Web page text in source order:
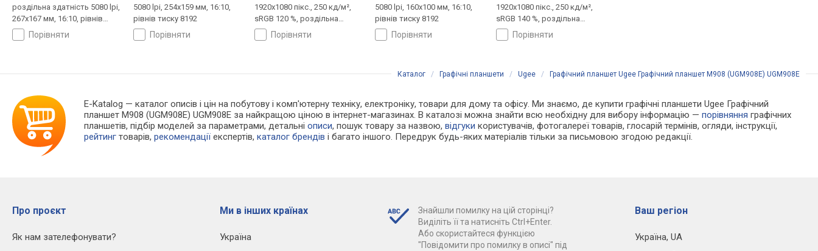
роздільна здатність 5080 lpi,
267x167 мм, 16:10, рівнів
тиску 8192порівняти
5080 lpi, 254x159 мм, 16:10,
рівнів тиску 8192
порівняти
1920x1080 пікс., 250 кд/м²,
sRGB 120 %, роздільна
здатність 5080 lpi,
435x239 мм, 16:9, рівнів
порівняти
5080 lpi, 160x100 мм, 16:10,
рівнів тиску 8192
порівняти
1920x1080 пікс., 250 кд/м²,
sRGB 140 %, роздільна
здатність 5080 lpi,
478x268 мм, 16:9, рівнів
порівняти
Каталог / Графічні планшети / Ugee / Графічний планшет Ugee Графічний планшет M908 (UGM908E) UGM908E
E-Katalog — каталог описів і цін на побутову і комп'ютерну техніку, електроніку, товари для дому та офісу. Ми знаємо, де купити графічні планшети Ugee Графічний
планшет M908 (UGM908E) UGM908E за найкращою ціною в інтернет-магазинах. В каталозі можна знайти всю необхідну для вибору інформацію —порівняння графічних
планшетів, підбір моделей за параметрами, детальніописи, пошук товару за назвою,відгуки користувачів, фотогалереї товарів, глосарій термінів, огляди, інструкції,
рейтинг товарів,рекомендації експертів,каталог брендів і багато іншого. Передрук будь-яких матеріалів тільки за письмовою згодою редакції.
Про проєкт
Як нам зателефонувати?
Ми в інших країнах
Україна
Знайшли помилку на цій сторінці?
Виділіть її та натисніть Ctrl+Enter.
Або скористайтеся функцією
"Повідомити про помилку в описі" під
Ваш регіон
Україна, UA